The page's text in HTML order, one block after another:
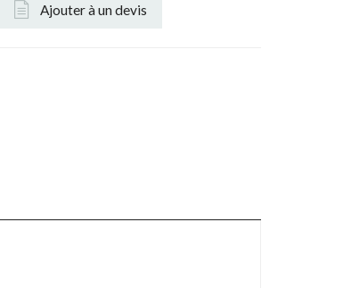
Ajouter à un devis